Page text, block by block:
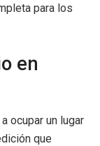
para los
en
ocupar un lugar
que